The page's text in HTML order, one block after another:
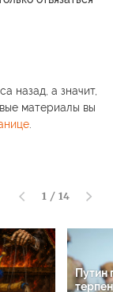
назад, а значит,
материалы вы
.
1 / 14
Путин